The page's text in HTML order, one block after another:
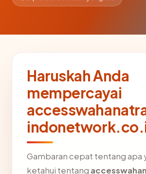
Haruskah Anda
mempercayai
Gambaran cepat tentang apa
ketahui tentang